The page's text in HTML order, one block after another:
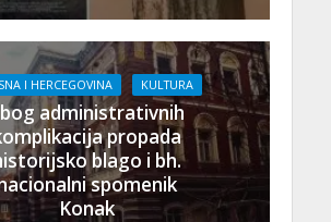
I HERCEGOVINA KULTURA
administrativnih
propada
blago i bh.
spomenik
Konak